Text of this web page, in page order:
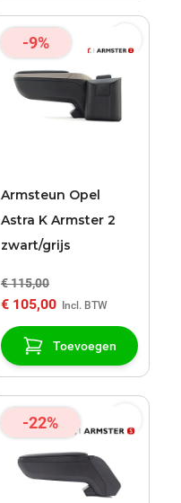
-9%
Armsteun Opel
Astra K Armster 2
zwart/grijs
€ 115,00
€ 105,00
Toevoegen
-22%